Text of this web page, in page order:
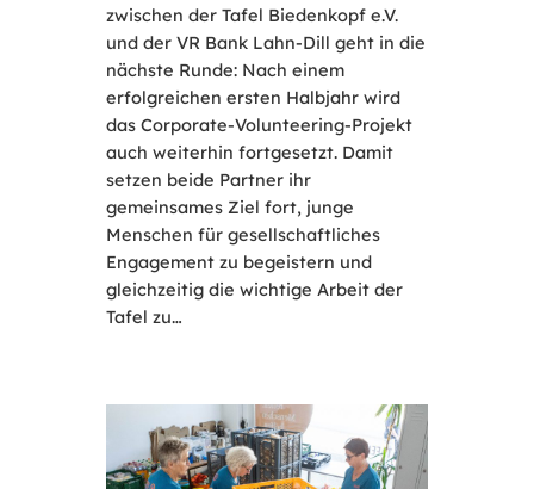
zwischen der Tafel Biedenkopf e.V.
und der VR Bank Lahn-Dill geht in die
nächste Runde: Nach einem
erfolgreichen ersten Halbjahr wird
das Corporate-Volunteering-Projekt
auch weiterhin fortgesetzt. Damit
setzen beide Partner ihr
gemeinsames Ziel fort, junge
Menschen für gesellschaftliches
Engagement zu begeistern und
gleichzeitig die wichtige Arbeit der
Tafel zu…